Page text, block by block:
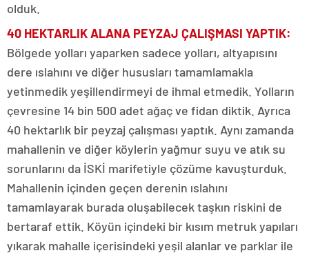
olduk.
40 HEKTARLIK ALANA PEYZAJ ÇALIŞMASI YAPTIK:
Bölgede yolları yaparken sadece yolları, altyapısını
dere ıslahını ve diğer hususları tamamlamakla
yetinmedik yeşillendirmeyi de ihmal etmedik. Yolların
çevresine 14 bin 500 adet ağaç ve fidan diktik. Ayrıca
40 hektarlık bir peyzaj çalışması yaptık. Aynı zamanda
mahallenin ve diğer köylerin yağmur suyu ve atık su
sorunlarını da İSKİ marifetiyle çözüme kavuşturduk.
Mahallenin içinden geçen derenin ıslahını
tamamlayarak burada oluşabilecek taşkın riskini de
bertaraf ettik. Köyün içindeki bir kısım metruk yapıları
yıkarak mahalle içerisindeki yeşil alanlar ve parklar ile